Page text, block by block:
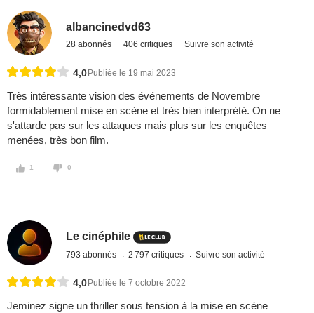
albancinedvd63
28 abonnés 406 critiques Suivre son activité
4,0 Publiée le 19 mai 2023
Très intéressante vision des événements de Novembre
formidablement mise en scène et très bien interprété. On ne
s'attarde pas sur les attaques mais plus sur les enquêtes
menées, très bon film.
1 0
Le cinéphile
793 abonnés 2 797 critiques Suivre son activité
4,0 Publiée le 7 octobre 2022
Jeminez signe un thriller sous tension à la mise en scène